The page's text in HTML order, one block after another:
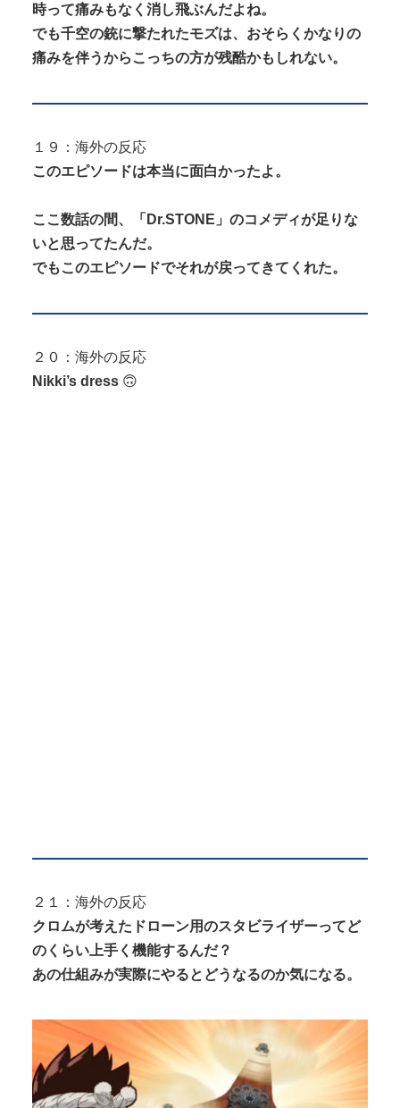
時って痛みもなく消し飛ぶんだよね。
でも千空の銃に撃たれたモズは、おそらくかなりの
痛みを伴うからこっちの方が残酷かもしれない。
１９：海外の反応
このエピソードは本当に面白かったよ。
ここ数話の間、「Dr.STONE」のコメディが足りな
いと思ってたんだ。
でもこのエピソードでそれが戻ってきてくれた。
２０：海外の反応
Nikki’s dress 🙃
２１：海外の反応
クロムが考えたドローン用のスタビライザーってど
のくらい上手く機能するんだ？
あの仕組みが実際にやるとどうなるのか気になる。